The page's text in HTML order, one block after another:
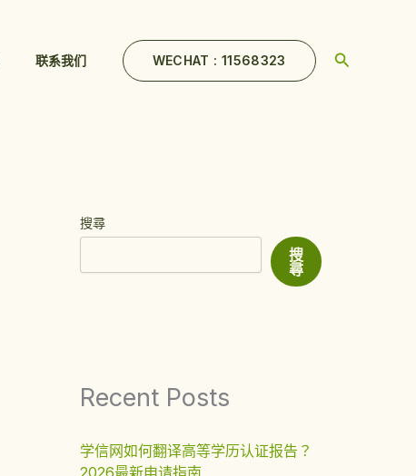
联系我们 WECHAT : 11568323 Search
搜尋
搜
尋
Recent Posts
学信网如何翻译高等学历认证报告？
2026最新申请指南